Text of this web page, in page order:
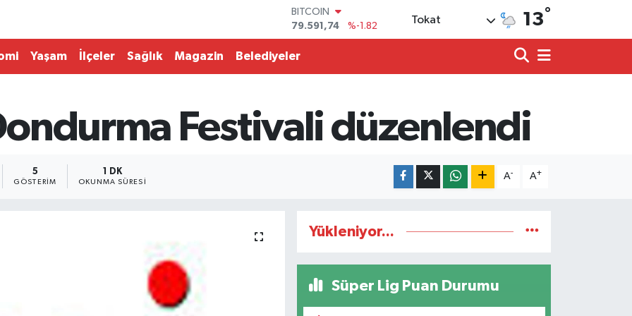
BITCOIN
79.591,74
%-1.82
DOLAR
45,43620
61,60380
%0.18
G.ALTIN
6862,09000
%0.19
Tokat 13°
Yaşam İlçeler Sağlık Magazin Belediyeler
Festivali düzenlendi
5
GÖSTERIM
1 DK
OKUNMA SÜRESI
A- A+
Yükleniyor...
Süper Lig Puan Durumu